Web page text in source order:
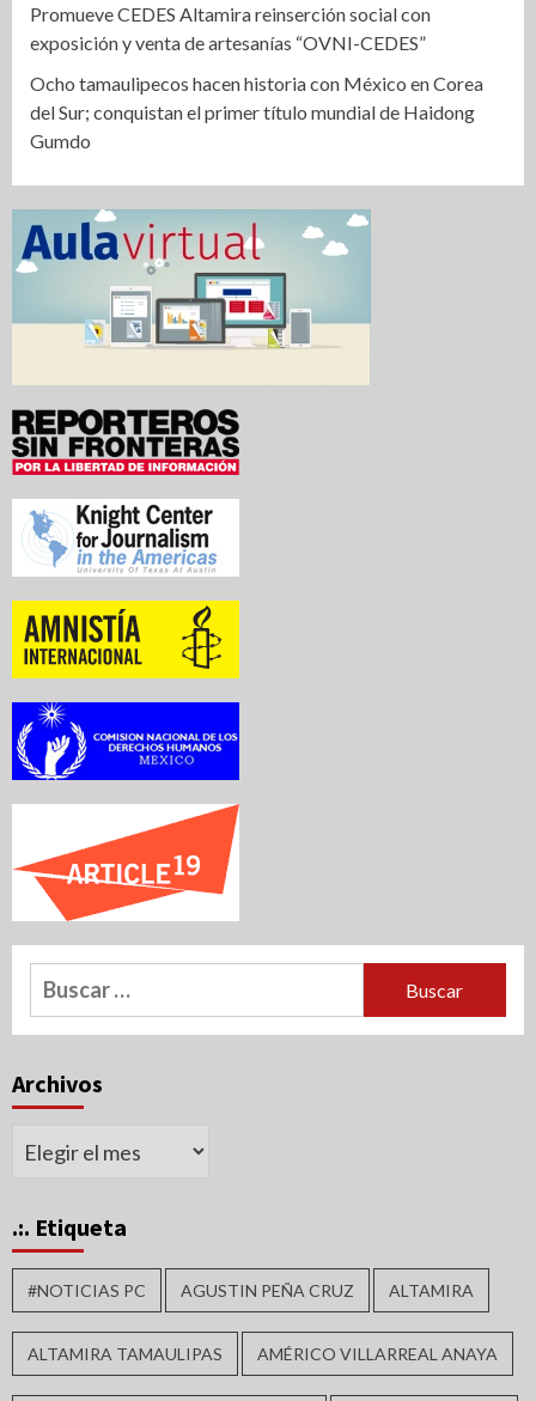
Promueve CEDES Altamira reinserción social con
exposición y venta de artesanías “OVNI-CEDES”
Ocho tamaulipecos hacen historia con México en Corea
del Sur; conquistan el primer título mundial de Haidong
Gumdo
Buscar:
Archivos
Archivos
.:. Etiqueta
#NOTICIAS PC AGUSTIN PEÑA CRUZ ALTAMIRA
ALTAMIRA TAMAULIPAS AMÉRICO VILLARREAL ANAYA